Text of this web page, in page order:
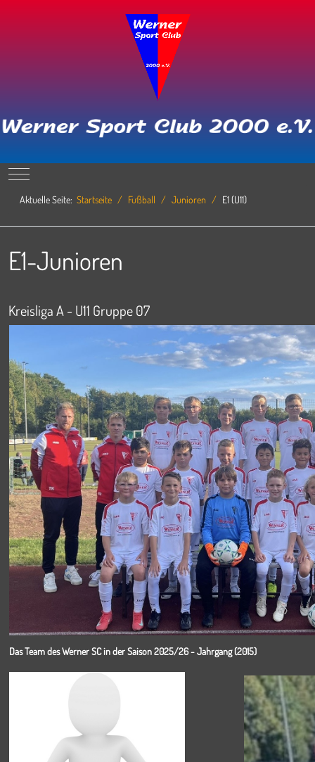
Mobile Menu Toggle
Aktuelle Seite: Startseite Fußball Junioren E1 (U11)
E1-Junioren
Kreisliga A - U11 Gruppe 07
Das Team des Werner SC in der Saison 2025/26 - Jahrgang (2015)